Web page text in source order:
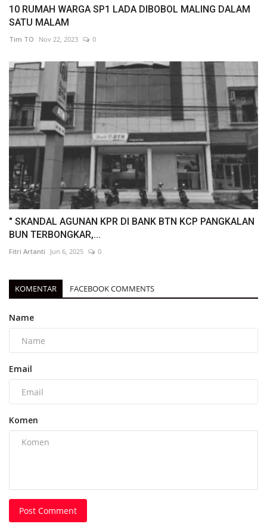
10 RUMAH WARGA SP1 LADA DIBOBOL MALING DALAM
SATU MALAM
Tim TO Nov 22, 2023 0
" SKANDAL AGUNAN KPR DI BANK BTN KCP PANGKALAN
BUN TERBONGKAR,...
Fitri Artanti Jun 6, 2025 0
KOMENTAR FACEBOOK COMMENTS
Name
Email
Komen
Post Comment